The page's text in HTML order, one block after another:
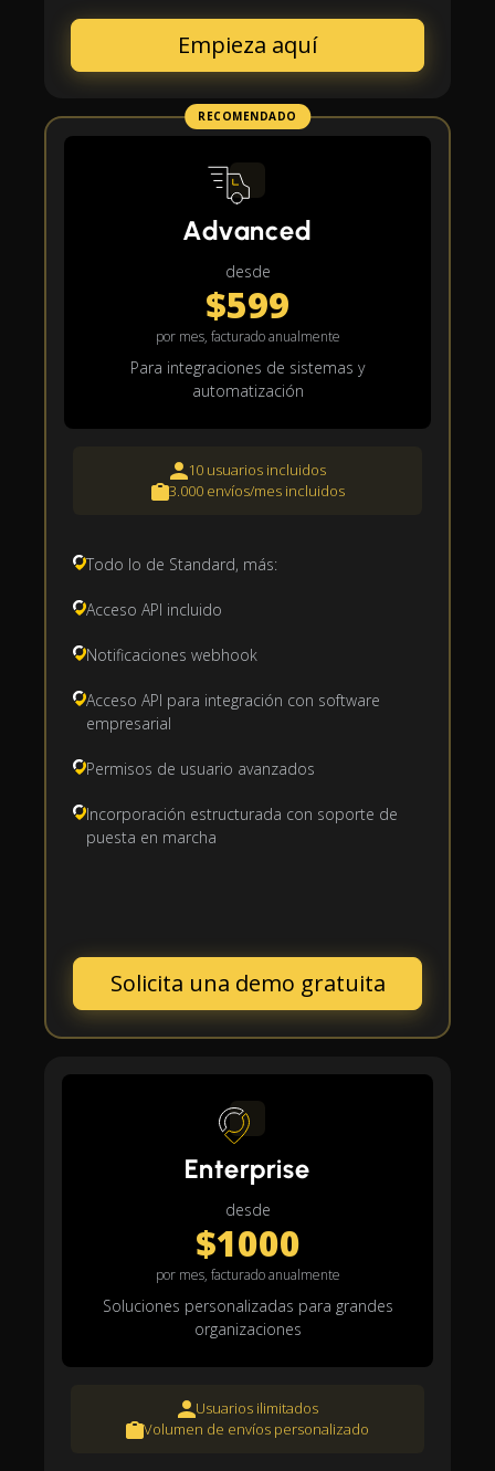
Empieza aquí
RECOMENDADO
Advanced
desde
$599
por mes, facturado anualmente
Para integraciones de sistemas y
automatización
10 usuarios incluidos
3.000 envíos/mes incluidos
Todo lo de Standard, más:
Acceso API incluido
Notificaciones webhook
Acceso API para integración con software
empresarial
Permisos de usuario avanzados
Incorporación estructurada con soporte de
puesta en marcha
Solicita una demo gratuita
Enterprise
desde
$1000
por mes, facturado anualmente
Soluciones personalizadas para grandes
organizaciones
Usuarios ilimitados
Volumen de envíos personalizado